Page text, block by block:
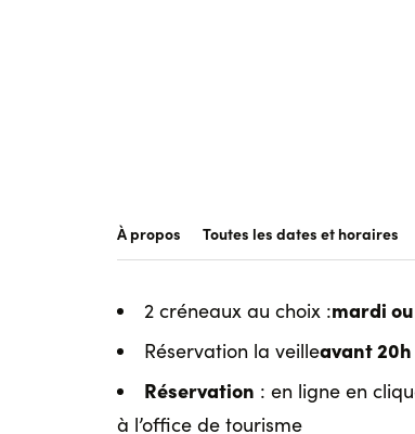
À propos Toutes les dates et horaires
2 créneaux au choix :mardi
Réservation la veilleavant 20h
Réservation : en ligne en
à l’office de tourisme